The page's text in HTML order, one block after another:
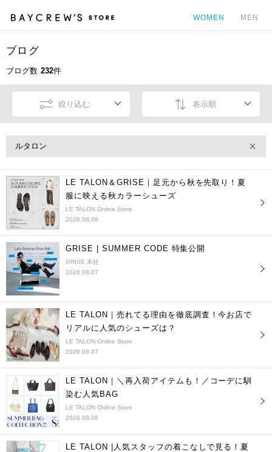
WOMEN MEN
ブログ
ブログ数 232件
絞り込む 表示順
ルタロン
LE TALON＆GRISE｜足元から秋を先取り！夏
服に映える秋カラーシューズ
LE TALON Online Store
2026.08.08
GRISE | SUMMER CODE 特集公開
GRISE 本社
2026.08.07
LE TALON｜売れてる理由を徹底調査！今お店で
リアルに人気のシューズは？
LE TALON Online Store
2026.08.07
LE TALON｜＼再入荷アイテムも！／コーデに馴
染む人気BAG
LE TALON Online Store
2026.08.06
LE TALON |人気スタッフの着こなしで見る！夏